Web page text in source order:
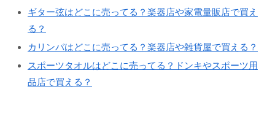
ギター弦はどこに売ってる？楽器店や家電量販店で買え
る？
カリンバはどこに売ってる？楽器店や雑貨屋で買える？
スポーツタオルはどこに売ってる？ドンキやスポーツ用
品店で買える？